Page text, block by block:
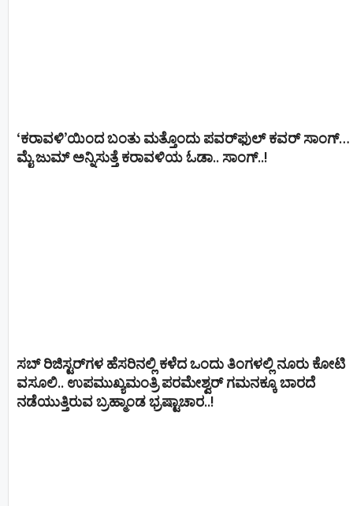
‘ಕರಾವಳಿ’ಯಿಂದ ಬಂತು ಮತ್ತೊಂದು ಪವರ್‌ಫುಲ್ ಕವರ್ ಸಾಂಗ್…
ಮೈ ಜುಮ್ ಅನ್ನಿಸುತ್ತೆ ಕರಾವಳಿಯ ಓಡಾ.. ಸಾಂಗ್‌..!
ಸಬ್ ರಿಜಿಸ್ಟರ್​ಗಳ ಹೆಸರಿನಲ್ಲಿ ಕಳೆದ ಒಂದು ತಿಂಗಳಲ್ಲಿ ನೂರು ಕೋಟಿ
ವಸೂಲಿ.. ಉಪಮುಖ್ಯಮಂತ್ರಿ ಪರಮೇಶ್ವರ್​ ಗಮನಕ್ಕೂ ಬಾರದೆ
ನಡೆಯುತ್ತಿರುವ ಬ್ರಹ್ಮಾಂಡ ಭ್ರಷ್ಟಾಚಾರ..!